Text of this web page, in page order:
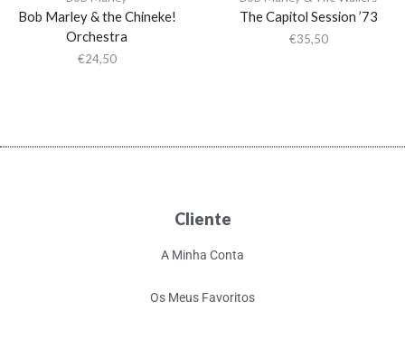
Bob Marley & the Chineke!
Orchestra
€24,50
The Capitol Session ’73
€35,50
Cliente
A Minha Conta
Os Meus Favoritos